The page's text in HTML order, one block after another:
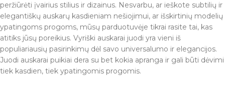
peržiūrėti įvairius stilius ir dizainus. Nesvarbu, ar ieškote subtilių ir
elegantiškų auskarų kasdieniam nešiojimui, ar išskirtinių modelių
ypatingoms progoms, mūsų parduotuvėje tikrai rasite tai, kas
atitiks jūsų poreikius. Vyriški auskarai juodi yra vieni iš
populiariausių pasirinkimų dėl savo universalumo ir elegancijos.
Juodi auskarai puikiai dera su bet kokia apranga ir gali būti dėvimi
tiek kasdien, tiek ypatingomis progomis.